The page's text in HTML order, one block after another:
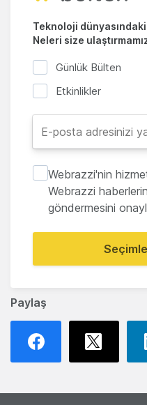
Paylaş
Teknoloji
Neleri size
Günlük Bülten
Etkinlikler
Webrazzi'nin
Webrazzi
göndermesini